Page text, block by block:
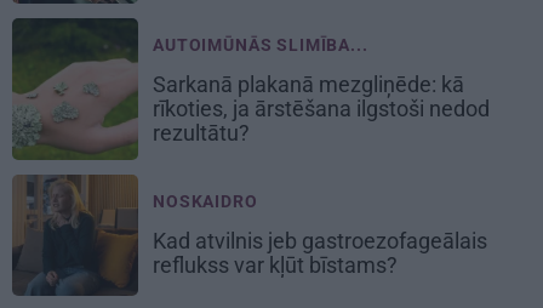
AUTOIMŪNĀS SLIMĪBA...
Sarkanā plakanā mezgliņēde: kā
rīkoties, ja ārstēšana ilgstoši nedod
rezultātu?
NOSKAIDRO
Kad atvilnis jeb gastroezofageālais
reflukss var kļūt bīstams?